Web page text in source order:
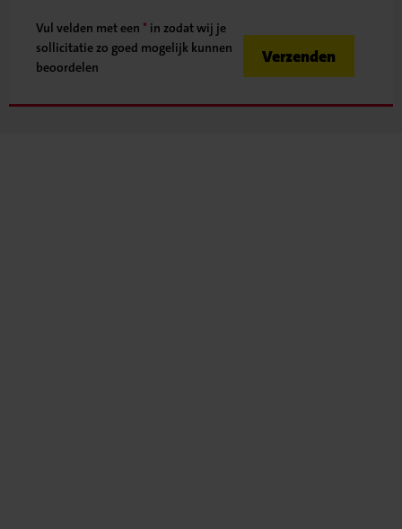
Vul velden met een * in zodat wij je
sollicitatie zo goed mogelijk kunnen
beoordelen
Verzenden